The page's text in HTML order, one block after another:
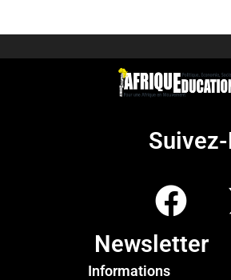
Newsletter
Informations